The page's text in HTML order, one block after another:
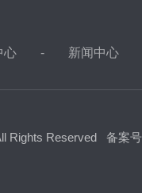
心 新闻中心
Rights Reserved 备案